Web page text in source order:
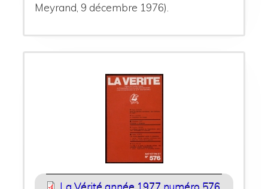
Meyrand, 9 décembre 1976).